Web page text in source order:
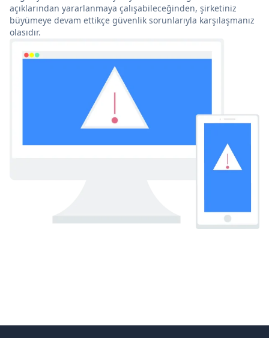
açıklarından yararlanmaya çalışabileceğinden, şirketiniz
büyümeye devam ettikçe güvenlik sorunlarıyla karşılaşmanız
olasıdır.